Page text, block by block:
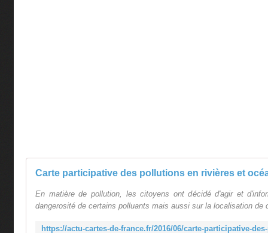
En matière de pollution, les citoyens ont décidé d'agir et
dangerosité de certains polluants mais aussi sur la localisation de